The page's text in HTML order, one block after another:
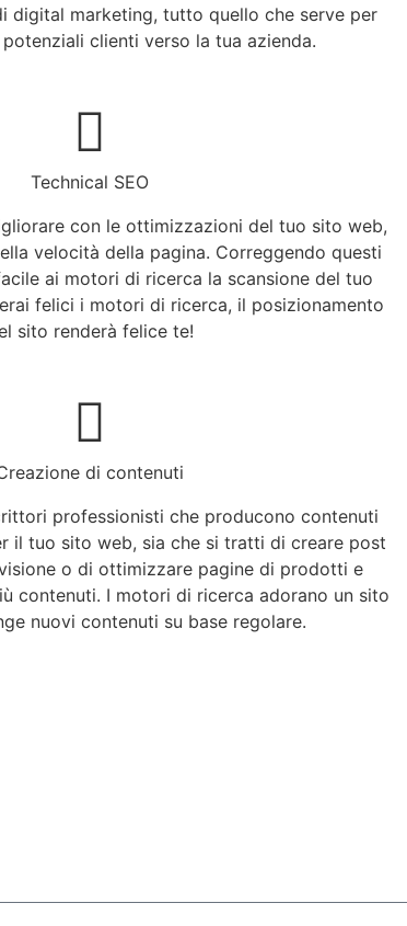
digital marketing, tutto quello che serve per
clienti verso la tua azienda.
Technical SEO
con le ottimizzazioni del tuo sito web,
velocità della pagina. Correggendo questi
ai motori di ricerca la scansione del tuo
felici i motori di ricerca, il posizionamento
sito renderà felice te!
di contenuti
professionisti che producono contenuti
il tuo sito web, sia che si tratti di creare post
o di ottimizzare pagine di prodotti e
contenuti. I motori di ricerca adorano un sito
nuovi contenuti su base regolare.